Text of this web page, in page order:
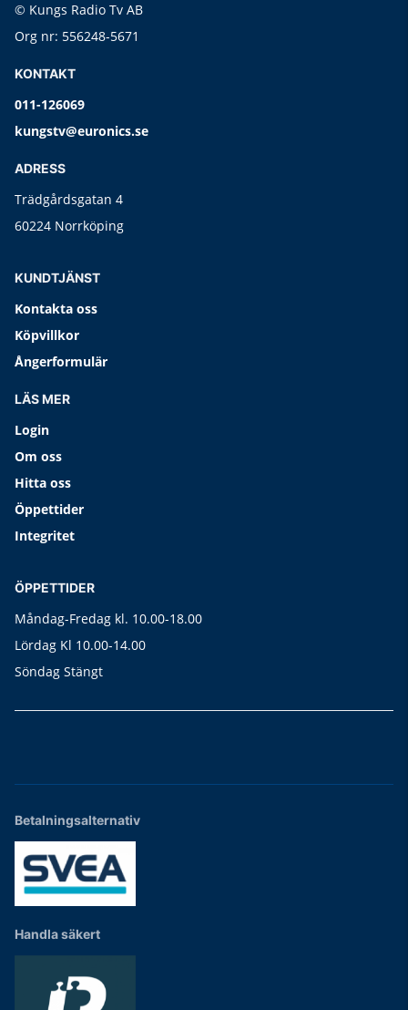
© Kungs Radio Tv AB
Org nr: 556248-5671
KONTAKT
011-126069
kungstv@euronics.se
ADRESS
Trädgårdsgatan 4
60224 Norrköping
KUNDTJÄNST
Kontakta oss
Köpvillkor
Ångerformulär
LÄS MER
Login
Om oss
Hitta oss
Öppettider
Integritet
ÖPPETTIDER
Måndag-Fredag kl. 10.00-18.00
Lördag Kl 10.00-14.00
Söndag Stängt
Betalningsalternativ
Handla säkert